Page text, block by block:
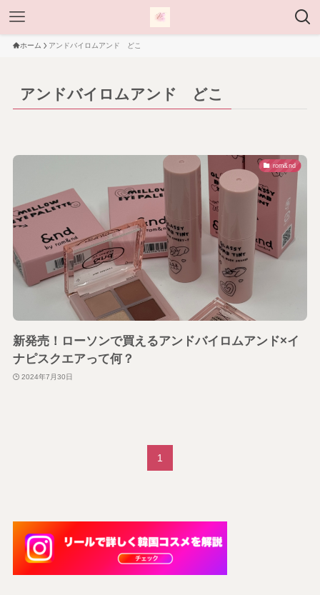
ホーム アンドバイロムアンド どこ
アンドバイロムアンド どこ
rom&nd
新発売！ローソンで買えるアンドバイロムアンド×イ
ナピスクエアって何？
2024年7月30日
1